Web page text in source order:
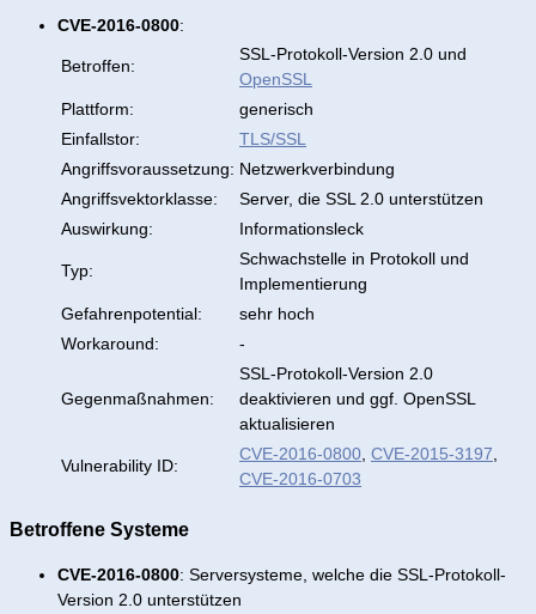
CVE-2016-0800:
Betroffen:
SSL-Protokoll-Version 2.0 und
OpenSSL
Plattform:
generisch
Einfallstor:
TLS/SSL
Angriffsvoraussetzung: Netzwerkverbindung
Angriffsvektorklasse:
Server, die SSL 2.0 unterstützen
Auswirkung:
Informationsleck
Typ:
Schwachstelle in Protokoll und
Implementierung
Gefahrenpotential:
sehr hoch
Workaround:
-
Gegenmaßnahmen:
SSL-Protokoll-Version 2.0
deaktivieren und ggf. OpenSSL
aktualisieren
Vulnerability ID:
CVE-2016-0800 CVE-2015-3197
CVE-2016-0703
Betroffene Systeme
CVE-2016-0800: Serversysteme, welche die SSL-Protokoll-
Version 2.0 unterstützen